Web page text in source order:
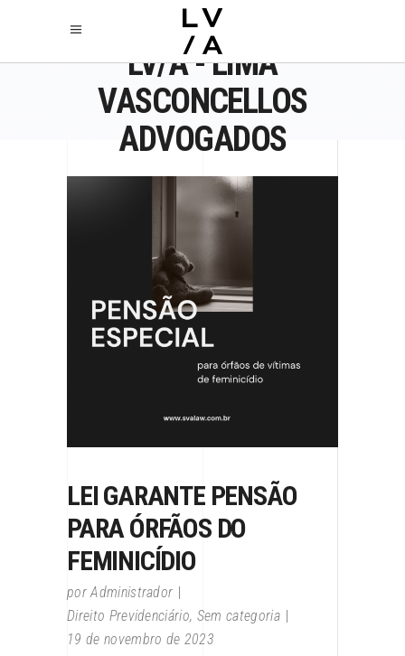
LV/A - LIMA
VASCONCELLOS
ADVOGADOS
LEI GARANTE PENSÃO
PARA ÓRFÃOS DO
FEMINICÍDIO
porAdministrador
Direito Previdenciário, Sem categoria
19 de novembro de 2023